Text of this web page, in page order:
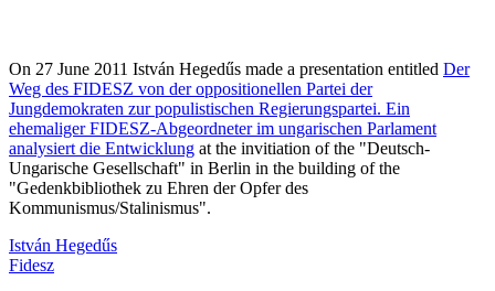
On 27 June 2011 István Hegedűs made a presentation entitled Der
Weg des FIDESZ von der oppositionellen Partei der
Jungdemokraten zur populistischen Regierungspartei. Ein
ehemaliger FIDESZ-Abgeordneter im ungarischen Parlament
analysiert die Entwicklung at the invitiation of the "Deutsch-
Ungarische Gesellschaft" in Berlin in the building of the
"Gedenkbibliothek zu Ehren der Opfer des
Kommunismus/Stalinismus".
István Hegedűs
Fidesz